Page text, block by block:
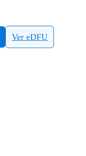
Ver eDFU